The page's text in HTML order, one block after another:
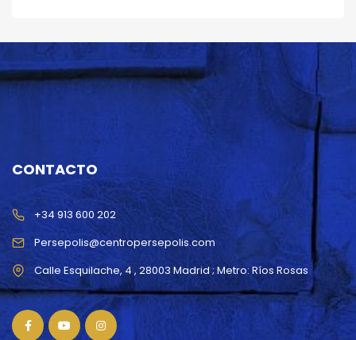
CONTACTO
Persepolis@centropersepolis.com
+34 913 600 202